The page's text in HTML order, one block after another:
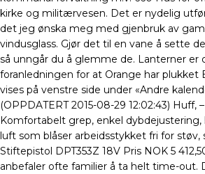
kirke og militærvesen. Det er nydelig
det jeg ønska meg med gjenbruk av
vindusglass. Gjør det til en vane å sette
så unngår du å glemme de. Lanterner er
foranledningen for at Orange har plukket
vises på venstre side under «Andre
(OPPDATERT 2015-08-29 12:02:43) Huff,
Komfortabelt grep, enkel dybdejustering,
luft som blåser arbeidsstykket fri for
Stiftepistol DPT353Z 18V Pris NOK 5
anbefaler ofte familier å ta helt time-out.